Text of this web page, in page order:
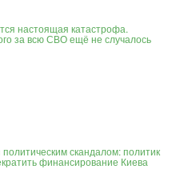
настоящая катастрофа.
за всю СВО ещё не случалось
скандалом: политик
финансирование Киева